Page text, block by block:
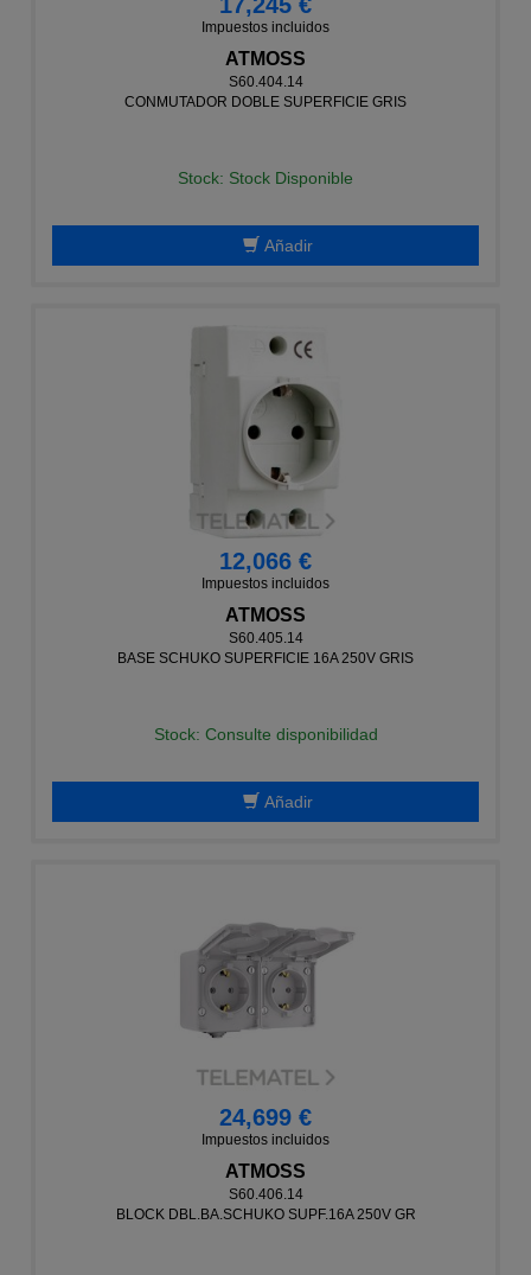
Impuestos incluidos
ATMOSS
S60.404.14
CONMUTADOR DOBLE SUPERFICIE GRIS
Stock: Stock Disponible
Añadir
12,066 €
Impuestos incluidos
ATMOSS
S60.405.14
BASE SCHUKO SUPERFICIE 16A 250V GRIS
Stock: Consulte disponibilidad
Añadir
24,699 €
Impuestos incluidos
ATMOSS
S60.406.14
BLOCK DBL.BA.SCHUKO SUPF.16A 250V GR